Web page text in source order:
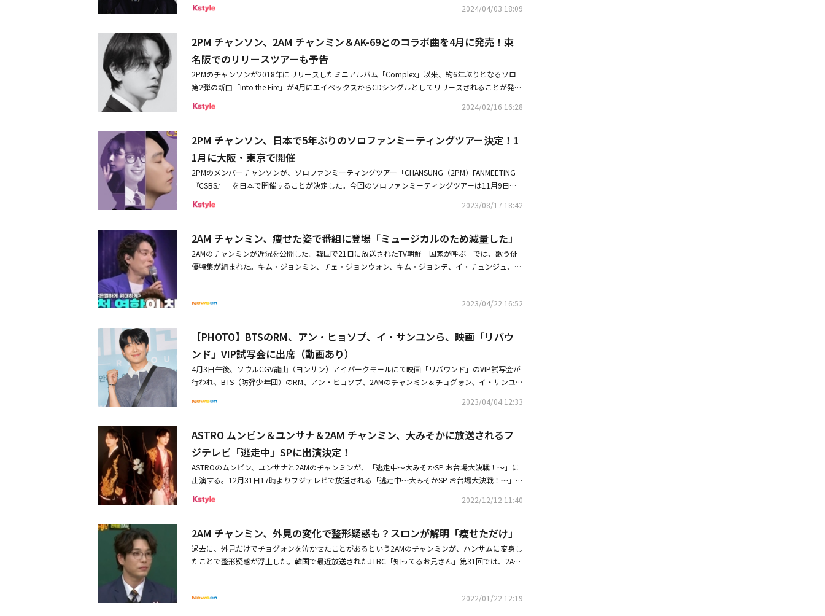
ャンビン of Stray Kids）」を日本で初披露。歌にラップにダンスにとバラエティ豊なこの曲のラスト
場を熱狂させた。トークでは「僕のコンサートのセットリストには、Jun. Kさんの作った曲が3曲も
人でアカペラで歌い、会場もコール＆レスポンスで盛り上げた。「せっかくだから1曲一緒に歌っ
て！」というチャンソン。Jun. Kが「チャンソンが歌っているのを応援したい」といえば、チャンソ
ンが「見に来たんじゃなくて、仕事で来たので！」とまたも漫才のような兄弟トークを展開して爆笑
を巻き起こした。2人が一緒に歌ったのは、2PMの「ミダレテミナ」。客席の「ミダレテミ～ナ」の
がステージを降りて行った。ここからチャンソンのソロで2PM楽曲を続けた。「My House」で会場
とコール＆レスポンスを楽しむと、「Iʼm your man」では、セクシーなネクタイダンスを披露。「HI
GHER」ではバチバチのダンスとハイトーンで圧倒。会場を熱気でひとつにまとめあげた。短いアタ
ック映像が映し出されたLEDスクリーンが開くと、今度はそこにチャンソン、AK-69、チャンミンの3
なハイトーンボイス、そこにチャンソンの圧倒的な歌声が絡み合い、熱狂と興奮が会場を包み、歌い
た。ラストスパートの「Baby」では、ステージの階段に座って歌い始めて軽快なサウンドと共に軽
やかなダンスを見せ、「Mine」ではボーカリストとしての幅広いスキルを堪能させてくれた。アン
コールの美しく癒しを与えてくれるバラード曲「Fine -JP Ver.-」を歌い終わると、「今日も皆さんの
おかげで、幸せな1日、忘れられない思い出で今年を素敵な時間で締めくくることができました。こ
く道を照らしてくれる存在。いつも、本当にありがとうございます」とファンに感謝を伝えた。 会
ンド映像と、会場を訪れたファンからのメッセージを集めた映像に驚いたチャンソンがうるうるし始
めると、会場から「チャンソンとのFirst Step、私たちの夜明けは始まった」というスローガンが掲
げられ、さらにびっくり！ 「マジで？」と会場を見渡すと、涙がじわり。「今年は、すごい年末で
すね」と言葉に詰まると、会場からは「ファン・チャンソン」コールが沸き起こる。「これからもよ
ろしくお願いします！」とファンに感謝を伝え、ファンキーな「Shining Star」、ポップチューン
「Mayday」の明るい2曲を歌うと、「2PMのチャンソンでした！」とライブを締めくくった。アー
大きな成長を感じさせてくれた。そんな中で、2PMのメンバーJun. Kと絡むと、とたんに2PMのマン
ネの顔をのぞかせるキャップもかわいい。ファイナルにふさわしい、豪華で楽しいライブを見せてく
れた。本公演終了後には、2026年2月11日にBillboard Live Tokyoで開催される「CHANSUNG's Birth
day Night 2026」も発表された。来年は、さらに大きな一歩が踏み出せる年になるに違いない。取
察などによると、フィソンさんは10日、ソウルの自宅で心肺停止の状態で発見され、その後死亡が
にお願い申し上げる」と伝えた。1982年生まれのフィソンさんは、2002年に1stアルバム「Like A M
ovie」で歌謡界にデビュー。その後、「不治の病」「Insomnia（不眠症）」「結婚まで考えた」な
どのヒット曲で多くの愛を受けた。・歌手フィソンの遺族、突然の訃報に大きな衝撃葬儀について事
務所がコメント・歌手フィソンが43歳で死去2000年代のK-POPをリード、TWICEやユンナの作詞も
メイド曲を披露し、多才な能力を証明した。MAJOR9にはVIBE、4MEN、キム・ヨンジ、DK（DECEM
た。
マ、AK-69と盟友の2AMのチャンミンとのコラボ名義でのリリースとなっており、疾走感溢れるロッ
e」がオープニングテーマ曲として使用されているアニメ「Re:Monster」の第一話が放送される日と
なっており、オープニング映像初視聴の興奮も冷めやらぬ矢先での畳みかけるような展開となってい
る。フジテレビTWOとひかりTVでは、日本初主演ドラマ「純喫茶イニョン」の放送もはじまり、21
日からは来日リリースツアーも開催予定のチャンソン。いよいよ日本での活動も活発化し今後の新た
な情報に注目だ。■リリース情報CHANSUNG（2PM）＆AK-69 feat. CHANGMIN（2AM）「Into the Fi
re」2024年4月24日発売2024年4月5日0時配信開始CDの購入はこちら配信はこちら・【CD+Blu-ra
ムフォトカード（通常盤絵柄 全5種より1枚ランダム封入）・FC盤【CD+DVD】AVC1-61436/B ￥2,5
00（in tax）封入特典：特製ランダムフォトカード（FC盤絵柄 全5種より1枚ランダム封入）・FC盤
【CD】AVC1-61437 ￥1,200（in tax）封入特典：特製ランダムフォトカード（FC盤絵柄 全5種より1
枚ランダム封入）※FC盤はファンクラブショップ限定販売となります。■関連リンクチャンソン日
2024/04/03 18:09
2PM チャンソン、2AM チャンミン＆AK-69とのコラボ曲を4月に発売！東
名阪でのリリースツアーも予告
2PMのチャンソンが2018年にリリースしたミニアルバム「Complex」以来、約6年ぶりとなるソロ
第2弾の新曲「Into the Fire」が4月にエイベックスからCDシングルとしてリリースされることが発表
りMX TV他で放送予定のアニメ「Re:Monster」の主題歌で、HIP HOP界の重鎮AK-69と韓国の盟友2A
主題歌の3人によるコラボレーションは発表されていたが、「CHANSUNG（2PM） ＆ AK-69 feat. CH
ANGMIN（2AM）」名義で4月にリリースされることが正式に発表された。発売日やリリース情報の
詳細は、2月21日に新たに発表され、商品の予約などが開始となる予定だ。チャンソンは、今年に入
ってからHIANとの日本国内でのエージェント契約を経て、本格的な日本での芸能活動を活発化して
きており、つい先日も3月30日から放送されるフジテレビTWOドラマ・アニメとひかりTVチャンネ
ルの「純喫茶イニョン」の主演を務めることも発表されたばかり（同ドラマの主題歌も担当）。今
す。新しく日本のエージェントになったHIAN、これからご一緒するavexもそうですし、最高のパー
トナーと頑張って行きたいと思います。そして、何より日本にいらっしゃるファンの皆さんと出会え
るのを、とても幸せに思います。そして感謝しています。「Into the Fire」をたくさん聴いて好きに
発表■イベント情報CHANSUNG（2PM）東名阪リリースツアー「Into the Fire」【大阪】4月21日
豊洲PIT■関連リンクチャンソン日本公式サイト
2024/02/16 16:28
2PM チャンソン、日本で5年ぶりのソロファンミーティングツアー決定！1
1月に大阪・東京で開催
2PMのメンバーチャンソンが、ソロファンミーティングツアー「CHANSUNG（2PM）FANMEETING
『CSBS』」を日本で開催することが決定した。今回のソロファンミーティングツアーは11月9日にZ
る。今回は「CSBS（ChanSung Broadcasting System）」というタイトルを掲げており、「チャン
ィングは2018年以来5年ぶりの開催となり、親交のある2AM チャンミンがスペシャルゲストとして
出演予定となっている。■公演概要「CHANSUNG（2PM）FANMEETING『CSBS』」＜公演日程＞・
Zepp Namba（大阪）日時：2023年11月9日（木）1部 開場14時 / 開演15時2部 開場18時 / 開演19
000円（税込）◆当日販売：12,100円（税込）※全席指定※ドリンク代別枚数制限：お一人様1公演
意事項＞※3歳以上はチケット購入が必要、3歳未満は入場不可※原則、購入後のチケットの払い戻
しは不可主催：株式会社HIAN制作 / 運営：ぴあ株式会社
2023/08/17 18:42
2AM チャンミン、痩せた姿で番組に登場「ミュージカルのため減量した」
2AMのチャンミンが近況を公開した。韓国で21日に放送されたTV朝鮮「国家が呼ぶ」では、歌う俳
優特集が組まれた。キム・ジョンミン、チェ・ジョンウォン、キム・ジョンテ、イ・チュンジュ、チ
送られた北朝鮮のスパイの役だ。なので減量した」と告白した。これにBOOMは「僕たちにぴったり
イ、歌で全部捕まえる」と冗談を言った。
2023/04/22 16:52
【PHOTO】BTSのRM、アン・ヒョソプ、イ・サンユンら、映画「リバウ
ンド」VIP試写会に出席（動画あり）
4月3日午後、ソウルCGV龍山（ヨンサン）アイパークモールにて映画「リバウンド」のVIP試写会が
行われ、BTS（防弾少年団）のRM、アン・ヒョソプ、2AMのチャンミン＆チョグォン、イ・サンユ
ジュンヒョク、イ・ユジン、イ・テリ、ウ・ジウォン、MYNAME インス、キ・ドフン、カン・フン、
ンミン、タン・ジュンサン、チャ・スンウォン、チュ・スンギュン、Cultwoのキム・テギュン、チョ
ン・テウ、DinDin、元バスケットボール選手のハ・スンジン、ハン・ウンソン、ハン・ギボム、キ
ム・サンウク、バスケットボール選手のハフン、Mighty Mouth、ユン・チャニョン、ユン・パクらが
出席した。同作は、2012年の韓国全国高校バスケットボール大会、誰も注目しなかった最下位バス
ケットボール部の新任コーチと6人の選手が休まずに走り続けた8日間の奇跡のような物語を描いた
感動の実話だ。・アン・ジェホン＆2AM ジヌンら、映画「リバウンド」でSLAM DUNKに続く？神様
2023/04/04 12:33
ASTRO ムンビン＆ユンサナ＆2AM チャンミン、大みそかに放送されるフ
ジテレビ「逃走中」SPに出演決定！
ASTROのムンビン、ユンサナと2AMのチャンミンが、「逃走中～大みそかSP お台場大決戦！～」に
出演する。12月31日17時よりフジテレビで放送される「逃走中～大みそかSP お台場大決戦！～」の
にムンビン、ユンサナ、チャンミンも出演することが明らかになった。今回の舞台はお台場。フジテ
モール周辺の街全体が逃走エリアとなる。ムンビン、ユンサナは今回が日本のバラエティ初出演。A
STROの日本公式Twitterには、番組での衣装を身に着けた2人の写真も公開された。また、チャンミ
ンも自身のInstagramを通じて写真を公開し、韓国語と日本語で「すごく遅く見えるね、、実は俺は
O ムンビン＆ユンサナ、3rdミニアルバム「INCENSE」のIMPUREバージョンの個人コンセプトフォ
2022/12/12 11:40
2AM チャンミン、外見の変化で整形疑惑も？スロンが解明「痩せただけ」
過去に、外見だけでチョグォンを泣かせたことがあるという2AMのチャンミンが、ハンサムに変身し
たことで整形疑惑が浮上した。韓国で最近放送されたJTBC「知ってるお兄さん」第31回では、2AM
た。他のメンバーは軍隊に行ってないので順番に1人ずつ行くのを待っていたら7年が過ぎた。7年
2022/01/22 12:19